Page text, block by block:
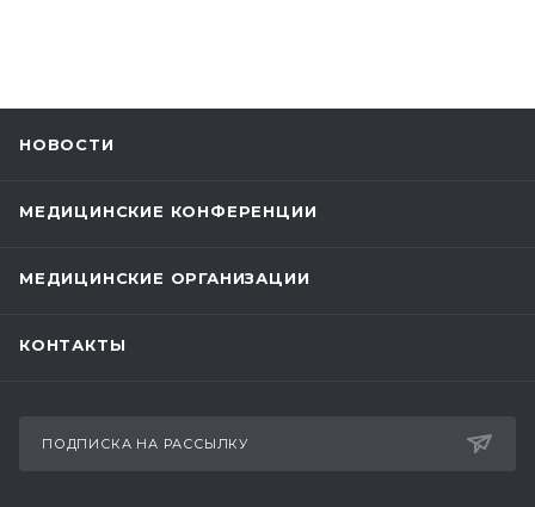
НОВОСТИ
МЕДИЦИНСКИЕ КОНФЕРЕНЦИИ
МЕДИЦИНСКИЕ ОРГАНИЗАЦИИ
КОНТАКТЫ
ПОДПИСКА НА РАССЫЛКУ